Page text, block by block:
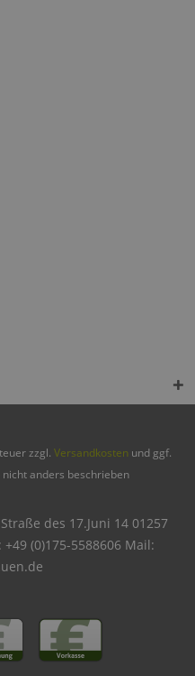
zzgl. Versandkosten und ggf.
anders beschrieben
des 17.Juni 14 01257
(0)175-5588606 Mail: